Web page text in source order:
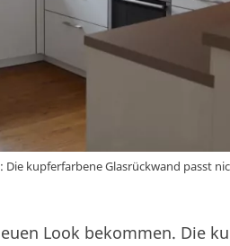
kupferfarbene Glasrückwand passt
Look bekommen. Die